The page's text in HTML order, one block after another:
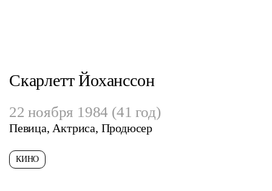
Скарлетт Йоханссон
22 ноября 1984 (41 год)
Певица, Актриса, Продюсер
КИНО